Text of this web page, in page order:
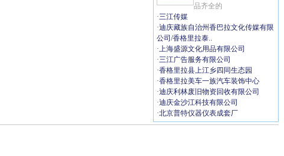
品齐全的
·三江传媒
·迪庆藏族自治州香巴拉文化传媒有限
公司/香格里拉泰..
·上海盛源文化用品有限公司
·三江广告服务有限公司
·香格里拉县上江乡四同生态园
·香格里拉美车一族汽车装饰中心
·迪庆利林废旧物资回收有限公司
·迪庆金沙江科技有限公司
·北京普特仪器仪表成套厂